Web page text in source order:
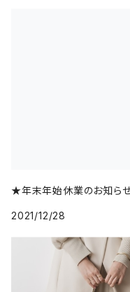
★年末年始休業のお知ら
2021/12/28